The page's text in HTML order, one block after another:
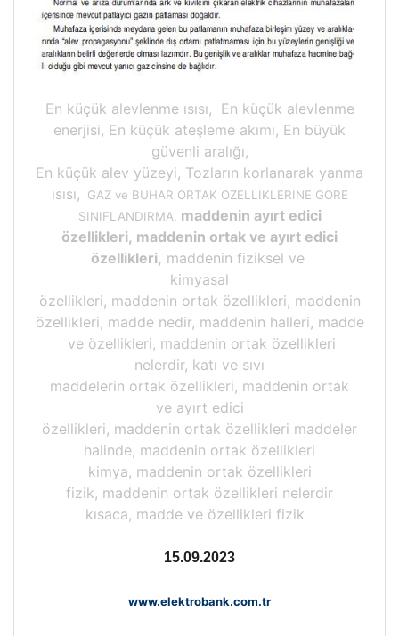
En küçük alevlenme ısısı, En küçük alevlenme
enerjisi, En küçük ateşleme akımı, En büyük
güvenli aralığı,
En küçük alev yüzeyi, Tozların korlanarak yanma
ısısı,
GAZ ve BUHAR ORTAK ÖZELLİKLERİNE GÖRE
SINIFLANDIRMA, maddenin ayırt edici
özellikleri, maddenin ortak ve ayırt edici
özellikleri, maddenin fiziksel ve
kimyasal
özellikleri, maddenin ortak özellikleri, maddenin
özellikleri, madde nedir, maddenin halleri, madde
ve özellikleri, maddenin ortak özellikleri
nelerdir, katı ve sıvı
maddelerin ortak özellikleri, maddenin ortak
ve ayırt edici
özellikleri, maddenin ortak özellikleri maddeler
halinde, maddenin ortak özellikleri
kimya, maddenin ortak özellikleri
fizik, maddenin ortak özellikleri nelerdir
kısaca, madde ve özellikleri fizik
15.09.2023
www.elektrobank.com.tr